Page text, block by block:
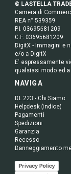
© LASTELLA
Camera di
REA n° 539359
P.I. 03695681209
C.F. 03695681209
DigitX - Immagini e
e/o a DigitX
E' espressamente
qualsiasi modo ed
NAVIGA
DL 223 - Chi Siamo
Helpdesk (indice)
Pagamenti
Spedizioni
Garanzia
Recesso
Danneggiamento
Privacy Policy